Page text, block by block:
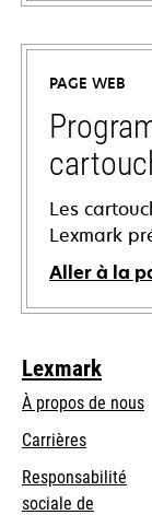
s’ouvre
dans
nouvel
onglet
PAGE WEB
Les
Lexmark
Aller à la
Lexmark
À propos de nous
Carrières
s’ouvre
dans
Responsabilité
sociale de